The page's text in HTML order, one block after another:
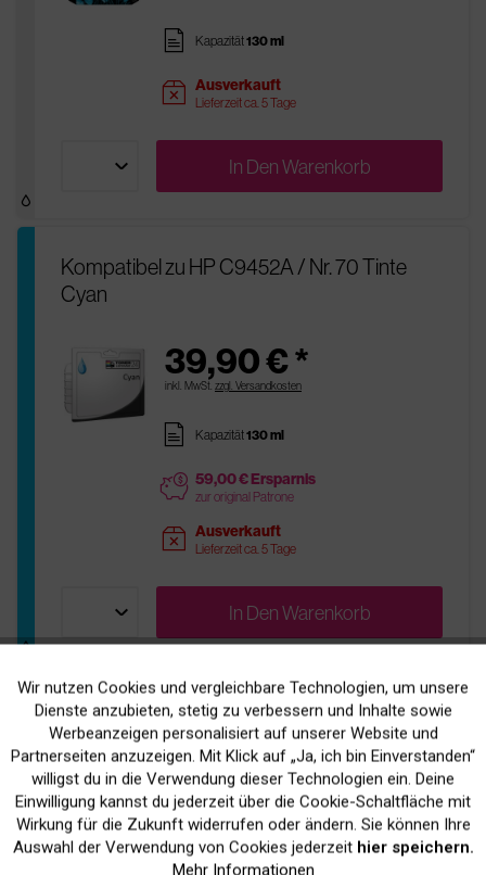
pages Kapazität130 ml
sold Ausverkauft
Lieferzeit ca. 5 Tage
In DenWarenkorb
Kompatibel zu HP C9452A / Nr. 70 Tinte
Cyan
39,90 € *
inkl. MwSt. zzgl. Versandkosten
pages Kapazität130 ml
price 59,00 € Ersparnis
zur original Patrone
sold Ausverkauft
Lieferzeit ca. 5 Tage
In DenWarenkorb
Original HP C9451A / Nr. 70 Tinte Grey
(Light)
96,90 € *
inkl. MwSt.zzgl. Versandkosten
Tipp
Funktionale Aktiv
Marketing Inaktiv
Tracking Inaktiv
Wir nutzen Cookies und vergleichbare Technologien, um unsere
Dienste anzubieten, stetig zu verbessern und Inhalte sowie
Werbeanzeigen personalisiert auf unserer Website und
Partnerseiten anzuzeigen. Mit Klick auf „Ja, ich bin Einverstanden“
willigst du in die Verwendung dieser Technologien ein. Deine
Einwilligung kannst du jederzeit über die Cookie-Schaltfläche mit
Wirkung für die Zukunft widerrufen oder ändern. Sie können Ihre
Auswahl der Verwendung von Cookies jederzeit hier speichern.
Mehr Informationen